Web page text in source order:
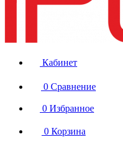
Кабинет
0 Сравнение
0 Избранное
0 Корзина